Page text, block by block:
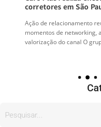
corretores em São
Ação de relacionamento
momentos de networking,
valorização do canal O